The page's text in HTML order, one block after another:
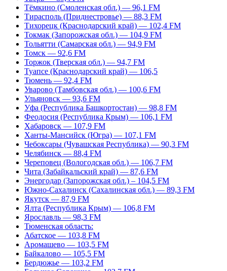
Тёмкино (Смоленская обл.) — 96,1 FM
Тирасполь (Приднестровье) — 88,3 FM
Тихорецк (Краснодарский край) — 102,4 FM
Токмак (Запорожская обл.) — 104,9 FM
Тольятти (Самарская обл.) — 94,9 FM
Томск — 92,6 FM
Торжок (Тверская обл.) — 94,7 FM
Туапсе (Краснодарский край) — 106,5
Тюмень — 92,4 FM
Уварово (Тамбовская обл.) — 100,6 FM
Ульяновск — 93,6 FM
Уфа (Республика Башкортостан) — 98,8 FM
Феодосия (Республика Крым) — 106,1 FM
Хабаровск — 107,9 FM
Ханты-Мансийск (Югра) — 107,1 FM
Чебоксары (Чувашская Республика) — 90,3 FM
Челябинск — 88,4 FM
Череповец (Вологодская обл.) — 106,7 FM
Чита (Забайкальский край) — 87,6 FM
Энергодар (Запорожская обл.) – 104,5 FM
Южно-Сахалинск (Сахалинская обл.) — 89,3 FM
Якутск — 87,9 FM
Ялта (Республика Крым) — 106,8 FM
Ярославль — 98,3 FM
Тюменская область:
Абатское — 103,8 FM
Аромашево — 103,5 FM
Байкалово — 105,5 FM
Бердюжье — 103,2 FM